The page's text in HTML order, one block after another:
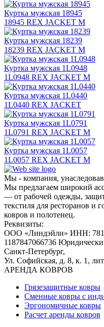
Куртка мужская 18945
18945 REX JACKET M
Куртка мужская 18239
18239 REX JACKET M
Куртка мужская 1L0948
1L0948 REX JACKET M
Куртка мужская 1L0440
1L0440 REX JACKET
Куртка мужская 1L0791
1L0791 REX JACKET M
Куртка мужская 1L0057
1L0057 REX JACKET M
Мы - компания,
Мы предлагаем широкий
— от рабочей одежды,
текстиля для ресторанов
ковров и полотенец.
Реквизиты:
ООО «Линдэйли» ИНН:
1187847066736
Санкт-Петербург,
Ул. Софийская, д. 8, к. 1,
АРЕНДА КОВРОВ
Грязезащитные ковры
Сменные ковры с
Эргономичные ковры
Расчет аренды ковров